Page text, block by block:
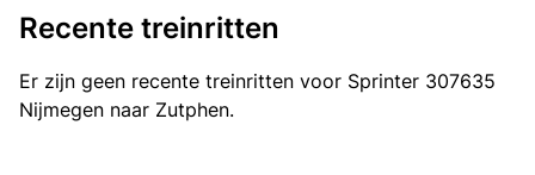
Recente treinritten
Er zijn geen recente treinritten voor Sprinter 307635
Nijmegen naar Zutphen.